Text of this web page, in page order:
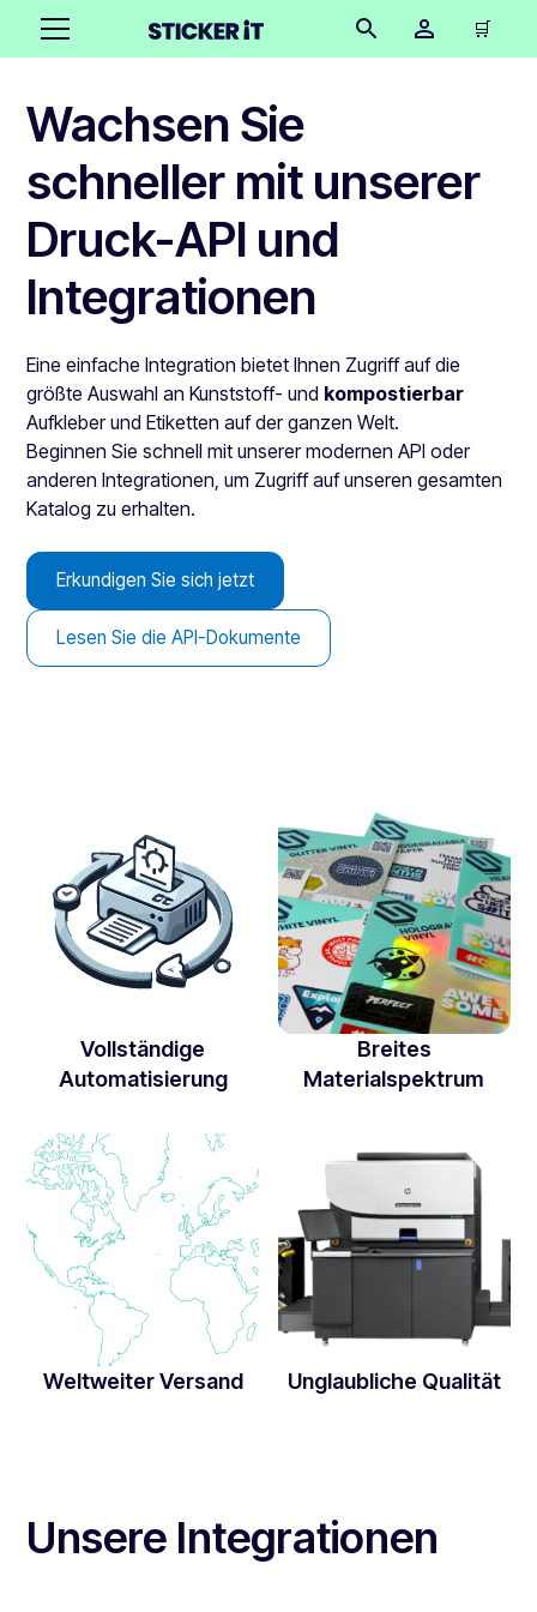
🛒
Wachsen Sie
schneller mit unserer
Druck-API und
Integrationen
Eine einfache Integration bietet Ihnen Zugriff auf die
größte Auswahl an Kunststoff- und kompostierbar
Aufkleber und Etiketten auf der ganzen Welt.
Beginnen Sie schnell mit unserer modernen API oder
anderen Integrationen, um Zugriff auf unseren gesamten
Katalog zu erhalten.
Erkundigen Sie sich jetzt
Lesen Sie die API-Dokumente
Vollständige
Automatisierung
Breites
Materialspektrum
Weltweiter Versand Unglaubliche Qualität
Unsere Integrationen